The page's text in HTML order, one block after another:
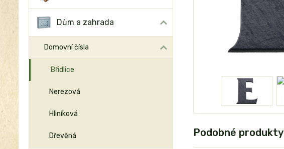
Dům a zahrada
Domovní čísla
Břidlice
Nerezová
Hliníková
Dřevěná Podobné produkty